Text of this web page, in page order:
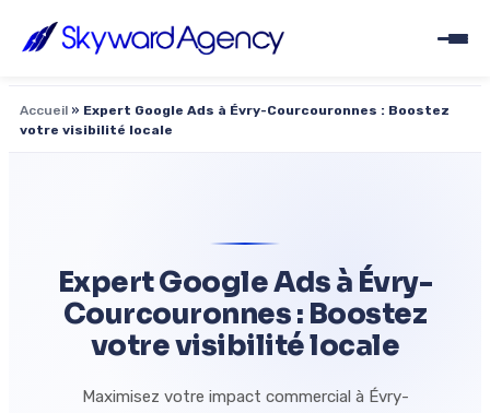
Accueil » Expert Google Ads à Évry-Courcouronnes : Boostez
votre visibilité locale
Expert Google Ads à Évry-
Courcouronnes : Boostez
votre visibilité locale
Maximisez votre impact commercial à Évry-